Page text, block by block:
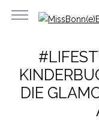
DIE